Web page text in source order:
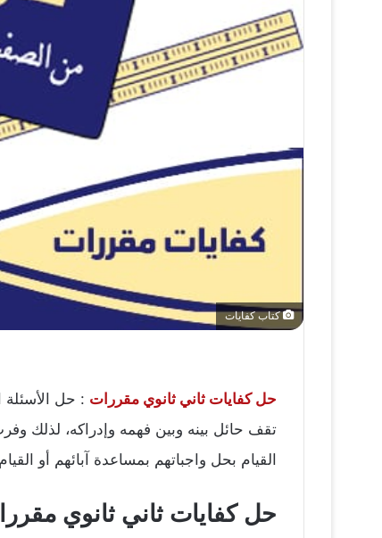
كتاب كفايات
حل كفايات ثاني ثانوي مقررات : حل
تقف حائل بينه وبين فهمه وإدراكه، لذلك
القيام بحل واجباتهم بمساعدة آبائهم أو
حل كفايات ثاني ثانوي مقررات